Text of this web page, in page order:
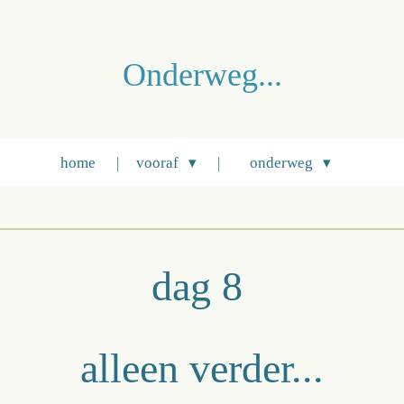
Onderweg...
home vooraf onderweg
dag 8
alleen verder...